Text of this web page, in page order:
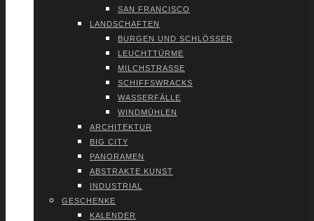
SAN FRAN­CIS­CO
LAND­SCHAF­TEN
BUR­GEN UND SCHLÖS­SER
LEUCHT­TÜR­ME
MILCH­STRAS­SE
SCHIFFS­WRACKS
WAS­SER­FÄL­LE
WIND­MÜH­LEN
ARCHI­TEK­TUR
BIG CITY
PAN­ORA­MEN
ABS­TRAK­TE KUNST
INDUS­TRI­AL
GESCHEN­KE
KALEN­DER